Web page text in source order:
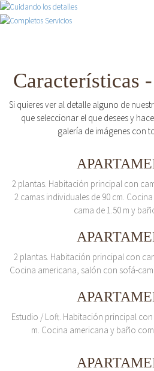
Características
Si quieres ver al detalle alguno de
que seleccionar el que desees y
galería de imágenes con
2 plantas. Habitación principal con
2 camas individuales de 90 cm.
cama de 1.50 m y
2 plantas. Habitación principal con
Cocina americana, salón con sofá-
Estudio / Loft. Habitación principal
m. Cocina americana y baño